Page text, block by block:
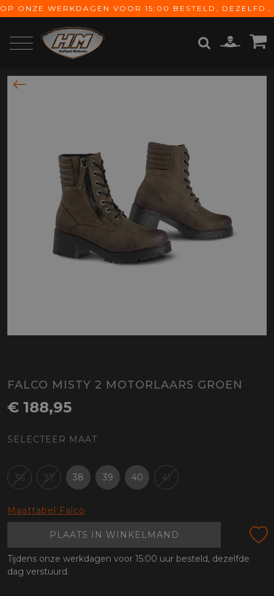
OP ONZE WERKDAGEN VOOR 15:00 BESTELD, DEZELFDE DAG VERZONDEN! GRATIS VERZENDING VANAF € 65,-
FALCO MISTY 2 MOTORLAARS GROEN
€ 188,95
SELECTEER MAAT
36 37 38 39 40 41
Maattabel Falco
PLAATS IN WINKELMAND
Tijdens onze werkdagen voor 15:00 uur besteld, dezelfde
dag verstuurd.